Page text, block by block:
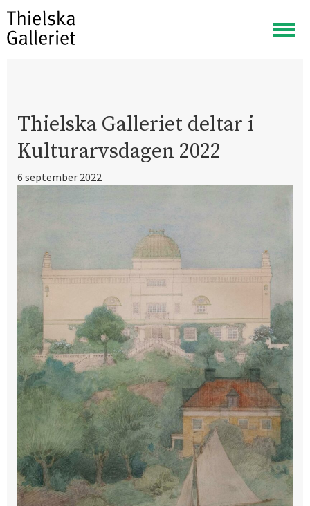
Visa
meny
Thielska Galleriet deltar i
Kulturarvsdagen 2022
6 september 2022